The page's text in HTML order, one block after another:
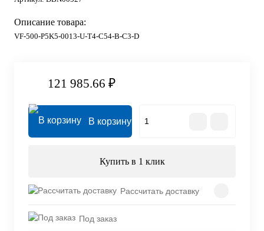
Описание товара:
VF-500-P5K5-0013-U-T4-C54-B-C3-D
121 985.66 ₽
В корзину
Купить в 1 клик
Рассчитать доставку
Под заказ